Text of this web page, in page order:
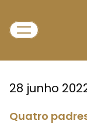
28 junho
Quatro